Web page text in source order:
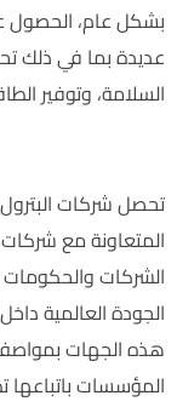
بشكل عام، الحصول
عديدة بما في ذلك
السلامة، وتوفير
تحصل شركات
المتعاونة مع
الشركات
الجودة العالمية
هذه الجهات
المؤسسات باتباعها